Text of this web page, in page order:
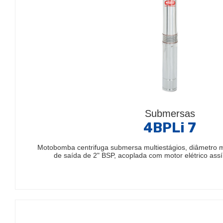
Submersas
4BPLi 7
Motobomba centrifuga submersa multiestágios, diâmetro
de saída de 2" BSP, acoplada com motor elétrico